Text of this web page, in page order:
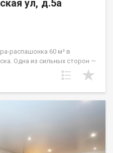
ул, д.5а
распашонка 60 м² в
Одна из сильных сторон —
метров: коридор Г-образный,
удобный и функциональный.
при входе — прихожая,
с выходом на остеклённый
санузел (ванна 2,6 м² и
— квартира хорошо
Состояние — косметика: